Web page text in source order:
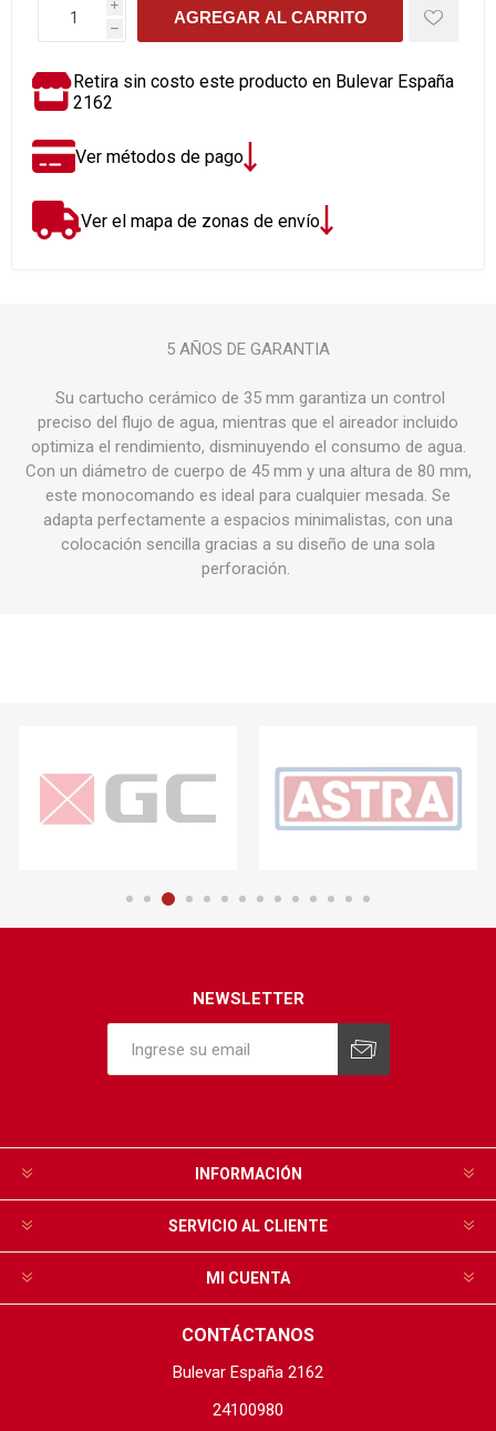
i
h
AGREGAR AL CARRITO
Retira sin costo este producto en Bulevar España
2162
Ver métodos de pago
Ver el mapa de zonas de envío
5 AÑOS DE GARANTIA
Su cartucho cerámico de 35 mm garantiza un control
preciso del flujo de agua, mientras que el aireador incluido
optimiza el rendimiento, disminuyendo el consumo de agua.
Con un diámetro de cuerpo de 45 mm y una altura de 80 mm,
este monocomando es ideal para cualquier mesada. Se
adapta perfectamente a espacios minimalistas, con una
colocación sencilla gracias a su diseño de una sola
perforación.
NEWSLETTER
INFORMACIÓN
SERVICIO AL CLIENTE
MI CUENTA
CONTÁCTANOS
Bulevar España 2162
24100980